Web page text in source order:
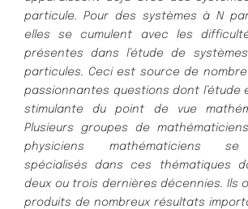
particule. Pour des systèmes à N
elles se cumulent avec les
présentes dans l’étude de
particules. Ceci est source de
passionnantes questions dont l’étude
stimulante du point de vue
Plusieurs groupes de
physiciens mathématiciens
spécialisés dans ces thématiques
deux ou trois dernières décennies. Ils
produits de nombreux résultats